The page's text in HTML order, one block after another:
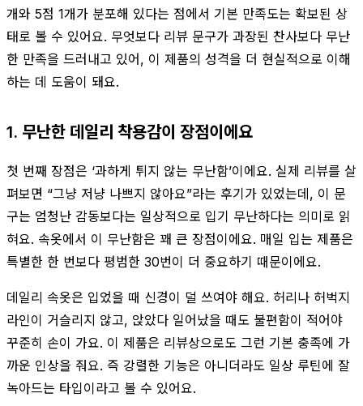
개와 5점 1개가 분포해 있다는 점에서 기본 만족도는 확보된 상
태로 볼 수 있어요. 무엇보다 리뷰 문구가 과장된 찬사보다 무난
한 만족을 드러내고 있어, 이 제품의 성격을 더 현실적으로 이해
하는 데 도움이 돼요.
1. 무난한 데일리 착용감이 장점이에요
첫 번째 장점은 ‘과하게 튀지 않는 무난함’이에요. 실제 리뷰를 살
펴보면 “그냥 저냥 나쁘지 않아요”라는 후기가 있었는데, 이 문
구는 엄청난 감동보다는 일상적으로 입기 무난하다는 의미로 읽
혀요. 속옷에서 이 무난함은 꽤 큰 장점이에요. 매일 입는 제품은
특별한 한 번보다 평범한 30번이 더 중요하기 때문이에요.
데일리 속옷은 입었을 때 신경이 덜 쓰여야 해요. 허리나 허벅지
라인이 거슬리지 않고, 앉았다 일어났을 때도 불편함이 적어야
꾸준히 손이 가요. 이 제품은 리뷰상으로도 그런 기본 충족에 가
까운 인상을 줘요. 즉 강렬한 기능은 아니더라도 일상 루틴에 잘
녹아드는 타입이라고 볼 수 있어요.